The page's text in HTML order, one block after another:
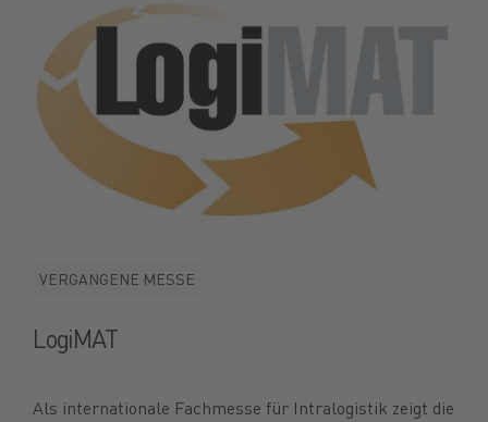
VERGANGENE MESSE
LogiMAT
Als internationale Fachmesse für Intralogistik zeigt die